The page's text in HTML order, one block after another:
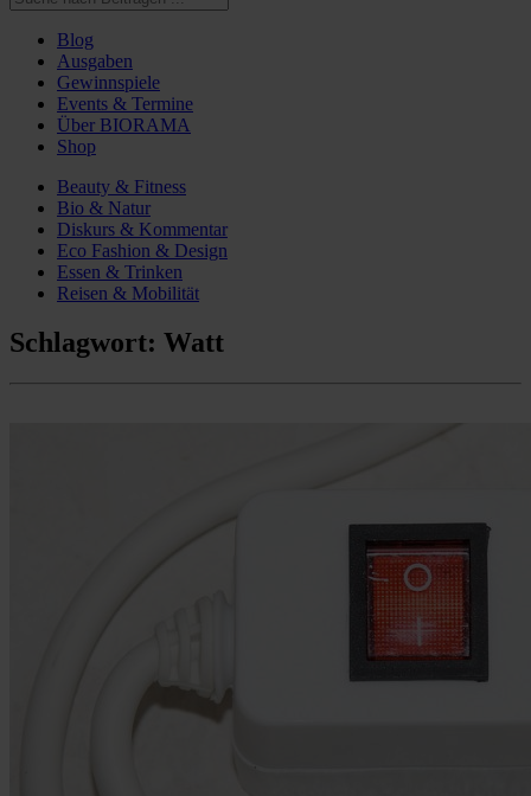
Blog
Ausgaben
Gewinnspiele
Events & Termine
Über BIORAMA
Shop
Beauty & Fitness
Bio & Natur
Diskurs & Kommentar
Eco Fashion & Design
Essen & Trinken
Reisen & Mobilität
Schlagwort: Watt